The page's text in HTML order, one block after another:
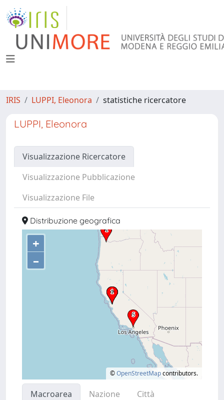
IRIS LUPPI, Eleonora statistiche ricercatore
LUPPI, Eleonora
Visualizzazione Ricercatore
Visualizzazione Pubblicazione
Visualizzazione File
Distribuzione geografica
+
–
©OpenStreetMapcontributors.
Macroarea Nazione
Città